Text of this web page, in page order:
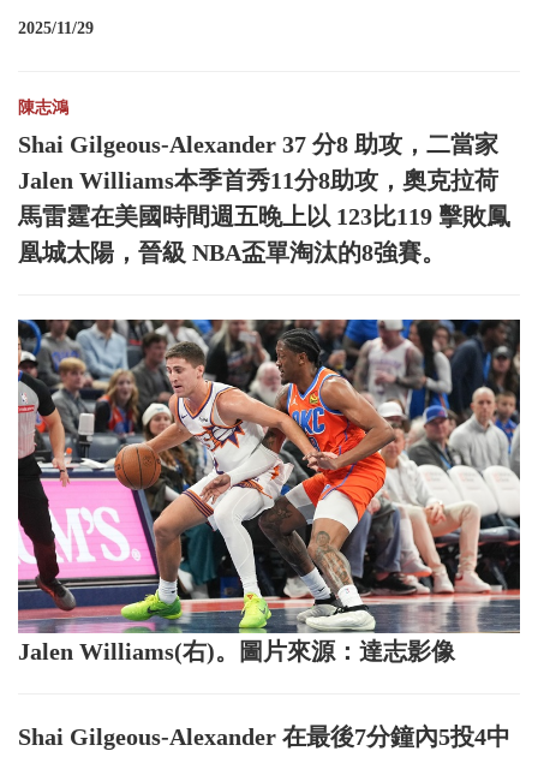
2025/11/29
陳志鴻
Shai Gilgeous-Alexander 37 分8 助攻，二當家
Jalen Williams本季首秀11分8助攻，奧克拉荷
馬雷霆在美國時間週五晚上以 123比119 擊敗鳳
凰城太陽，晉級 NBA盃單淘汰的8強賽。
Jalen Williams(右)。圖片來源：達志影像
Shai Gilgeous-Alexander 在最後7分鐘內5投4中